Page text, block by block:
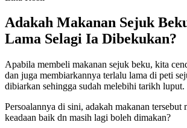
Adakah Makanan Sejuk
Lama Selagi Ia Dibekukan?
Apabila membeli makanan sejuk beku, kita
dan juga membiarkannya terlalu lama di peti
dibiarkan sehingga sudah melebihi tarikh luput.
Persoalannya di sini, adakah makanan tersebut
keadaan baik dn masih lagi boleh dimakan?